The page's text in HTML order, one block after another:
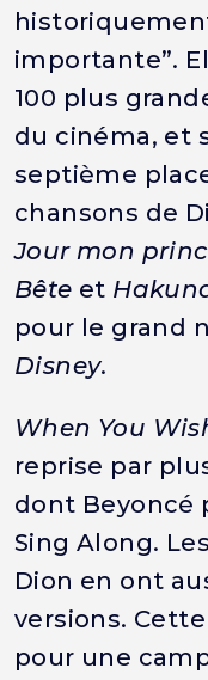
importante”.
100 plus
du cinéma, et
septième
chansons de
Jour mon
Bête et
pour le grand
Disney.
When You
reprise par
dont Beyoncé
Sing Along.
Dion en ont
versions.
pour une